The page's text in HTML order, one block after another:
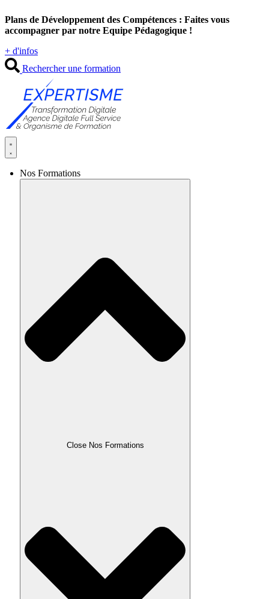
au
contenu
Plans de Développement des Compétences : Faites vous
accompagner par notre Equipe Pédagogique !
+ d'infos
Rechercher une formation
Nos Formations
Close Nos Formations